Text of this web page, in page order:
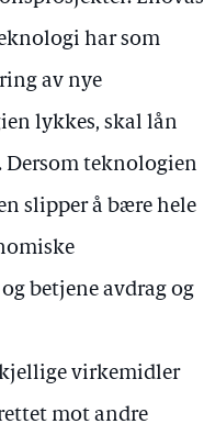
har som
av nye
lykkes, skal lån
Dersom teknologien
slipper å bære hele
betjene avdrag og
virkemidler
mot andre